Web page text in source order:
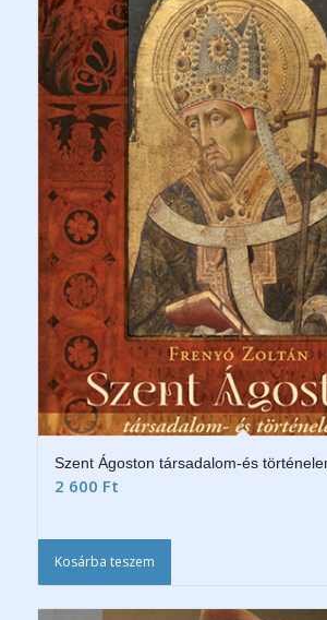
Szent Ágoston társadalom-és
2 600 Ft
Kosárba teszem